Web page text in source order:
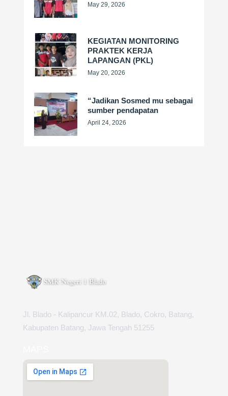
May 29, 2026
KEGIATAN MONITORING
PRAKTEK KERJA
LAPANGAN (PKL)
May 20, 2026
“Jadikan Sosmed mu sebagai
sumber pendapatan
April 24, 2026
Jl. Blado - Kalipancur KM.02, Blado, Cokro, Batang,
Kabupaten Batang, Jawa Tengah 51255